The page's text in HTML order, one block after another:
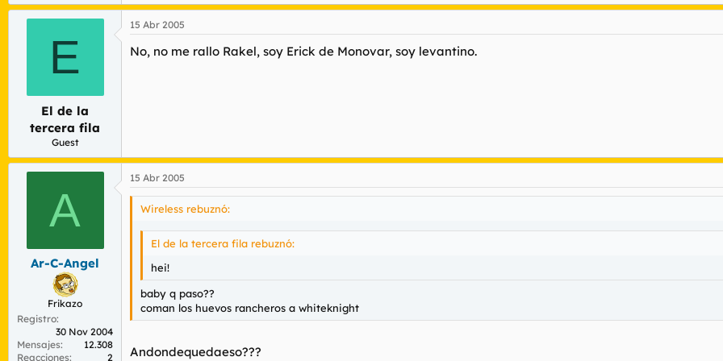
E
El de la
tercera fila
Guest
15 Abr 2005
No, no me rallo Rakel, soy Erick de Monovar, soy levantino.
A
Ar-C-Angel
Frikazo
Registro
30 Nov 2004
Mensajes
12.308
Reacciones
2
15 Abr 2005
Wireless rebuznó:
El de la tercera fila rebuznó:
hei!
baby q paso??
coman los huevos rancheros a whiteknight
Andondequedaeso???